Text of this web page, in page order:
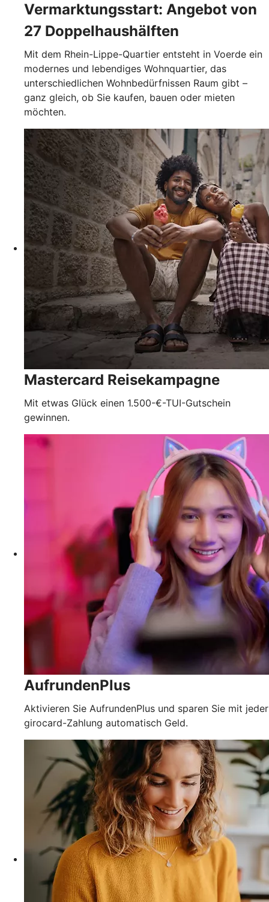
Vermarktungsstart: Angebot von
27 Doppelhaushälften
Mit dem Rhein-Lippe-Quartier entsteht in Voerde ein
modernes und lebendiges Wohnquartier, das
unterschiedlichen Wohnbedürfnissen Raum gibt –
ganz gleich, ob Sie kaufen, bauen oder mieten
möchten.
Mastercard Reisekampagne
Mit etwas Glück einen 1.500-€-TUI-Gutschein
gewinnen.
AufrundenPlus
Aktivieren Sie AufrundenPlus und sparen Sie mit jeder
girocard-Zahlung automatisch Geld.